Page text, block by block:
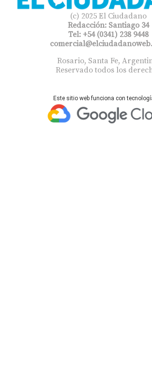
(c) 2025 El Ciudadano
Redacción: Santiago 34
Tel: +54 (0341) 238 9448
Rosario, Santa Fe,
Reservado todos los
Este sitio web funciona con